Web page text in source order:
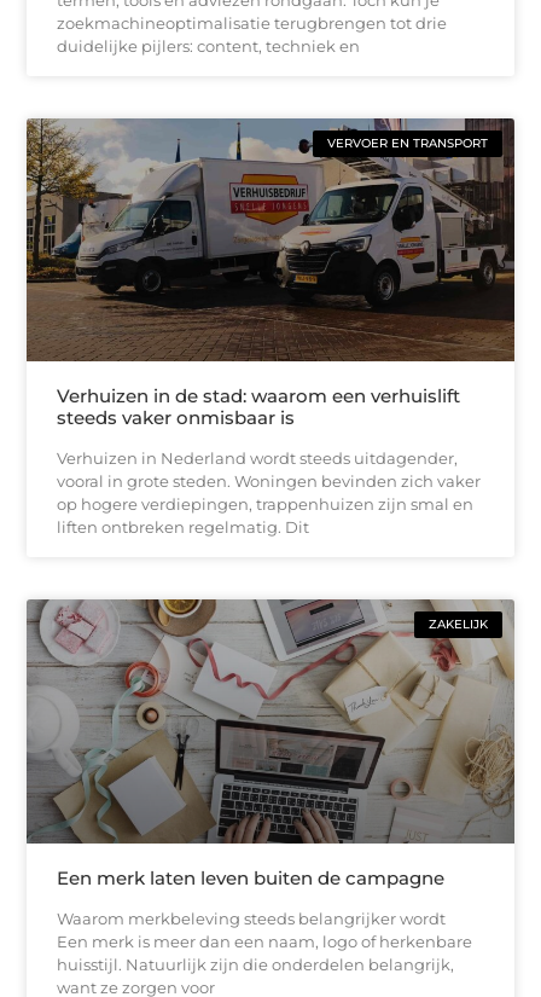
zoekmachineoptimalisatie terugbrengen tot drie
duidelijke pijlers: content, techniek en
VERVOER EN TRANSPORT
Verhuizen in de stad: waarom een verhuislift
steeds vaker onmisbaar is
Verhuizen in Nederland wordt steeds uitdagender,
vooral in grote steden. Woningen bevinden zich vaker
op hogere verdiepingen, trappenhuizen zijn smal en
liften ontbreken regelmatig. Dit
ZAKELIJK
Een merk laten leven buiten de campagne
Waarom merkbeleving steeds belangrijker wordt
Een merk is meer dan een naam, logo of herkenbare
huisstijl. Natuurlijk zijn die onderdelen belangrijk,
want ze zorgen voor